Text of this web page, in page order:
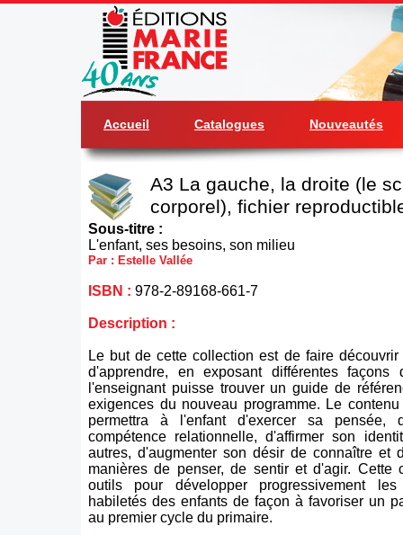
Accueil Catalogues Nouveautés
A3 La gauche, la droite (le
corporel), fichier
Sous-titre :
L'enfant, ses besoins, son milieu
Par : Estelle Vallée
ISBN : 978-2-89168-661-7
Description :
Le but de cette collection est de faire
d'apprendre, en exposant différentes
l'enseignant puisse trouver un guide de
exigences du nouveau programme. Le
permettra à l'enfant d'exercer sa pensée,
compétence relationnelle, d'affirmer son
autres, d'augmenter son désir de connaître et
manières de penser, de sentir et d'agir. Cette
outils pour développer progressivement
habiletés des enfants de façon à favoriser un
au premier cycle du primaire.